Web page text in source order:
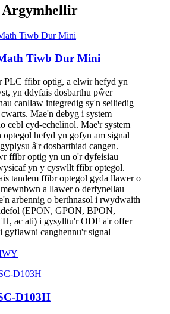
Argymhellir
Tiwb Dur Mini
PLC ffibr optig, a elwir hefyd yn
yn ddyfais dosbarthu pŵer
canllaw integredig sy'n seiliedig
Mae'n debyg i system
cebl cyd-echelinol. Mae'r system
hefyd yn gofyn am signal
â'r dosbarthiad cangen.
ffibr optig yn un o'r dyfeisiau
yn y cyswllt ffibr optegol.
tandem ffibr optegol gyda llawer o
a llawer o derfynellau
arbennig o berthnasol i rwydwaith
(EPON, GPON, BPON,
ac ati) i gysylltu'r ODF a'r offer
gyflawni canghennu'r signal
D103H